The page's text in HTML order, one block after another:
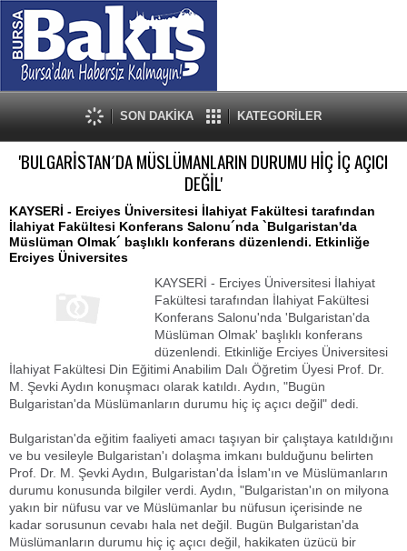
SON DAKİKA KATEGORİLER
'BULGARİSTAN´DA MÜSLÜMANLARIN DURUMU HİÇ İÇ AÇICI
DEĞİL'
KAYSERİ - Erciyes Üniversitesi İlahiyat Fakültesi tarafından
İlahiyat Fakültesi Konferans Salonu´nda `Bulgaristan'da
Müslüman Olmak´ başlıklı konferans düzenlendi. Etkinliğe
Erciyes Üniversites
KAYSERİ - Erciyes Üniversitesi İlahiyat
Fakültesi tarafından İlahiyat Fakültesi
Konferans Salonu'nda 'Bulgaristan'da
Müslüman Olmak' başlıklı konferans
düzenlendi. Etkinliğe Erciyes Üniversitesi
İlahiyat Fakültesi Din Eğitimi Anabilim Dalı Öğretim Üyesi Prof. Dr.
M. Şevki Aydın konuşmacı olarak katıldı. Aydın, "Bugün
Bulgaristan'da Müslümanların durumu hiç iç açıcı değil" dedi.
Bulgaristan'da eğitim faaliyeti amacı taşıyan bir çalıştaya katıldığını
ve bu vesileyle Bulgaristan'ı dolaşma imkanı bulduğunu belirten
Prof. Dr. M. Şevki Aydın, Bulgaristan'da İslam'ın ve Müslümanların
durumu konusunda bilgiler verdi. Aydın, "Bulgaristan'ın on milyona
yakın bir nüfusu var ve Müslümanlar bu nüfusun içerisinde ne
kadar sorusunun cevabı hala net değil. Bugün Bulgaristan'da
Müslümanların durumu hiç iç açıcı değil, hakikaten üzücü bir